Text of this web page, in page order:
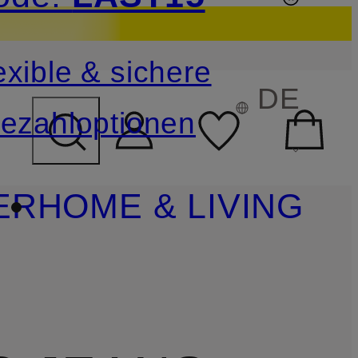
ÜBERSPRINGEN
& sichere
DE
HOME & LIVING